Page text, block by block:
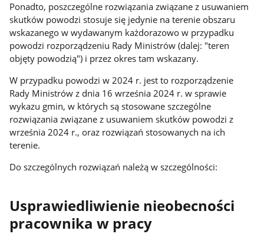
Ponadto, poszczególne rozwiązania związane z usuwaniem
skutków powodzi stosuje się jedynie na terenie obszaru
wskazanego w wydawanym każdorazowo w przypadku
powodzi rozporządzeniu Rady Ministrów (dalej: "teren
objęty powodzią") i przez okres tam wskazany.
W przypadku powodzi w 2024 r. jest to rozporządzenie
Rady Ministrów z dnia 16 września 2024 r. w sprawie
wykazu gmin, w których są stosowane szczególne
rozwiązania związane z usuwaniem skutków powodzi z
września 2024 r., oraz rozwiązań stosowanych na ich
terenie.
Do szczególnych rozwiązań należą w szczególności:
Usprawiedliwienie nieobecności
pracownika w pracy